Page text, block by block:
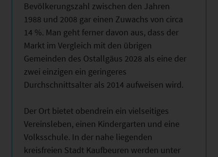
Bevölkerungszahl zwischen den Jahren
1988 und 2008 gar einen Zuwachs von circa
14 %. Man geht ferner davon aus, dass der
Markt im Vergleich mit den übrigen
Gemeinden des Ostallgäus 2028 als eine der
zwei einzigen ein geringeres
Durchschnittsalter als 2014 aufweisen wird.
Der Ort bietet obendrein ein vielseitiges
Vereinsleben, einen Kindergarten und eine
Volksschule. In der nahe liegenden
kreisfreien Stadt Kaufbeuren werden unter